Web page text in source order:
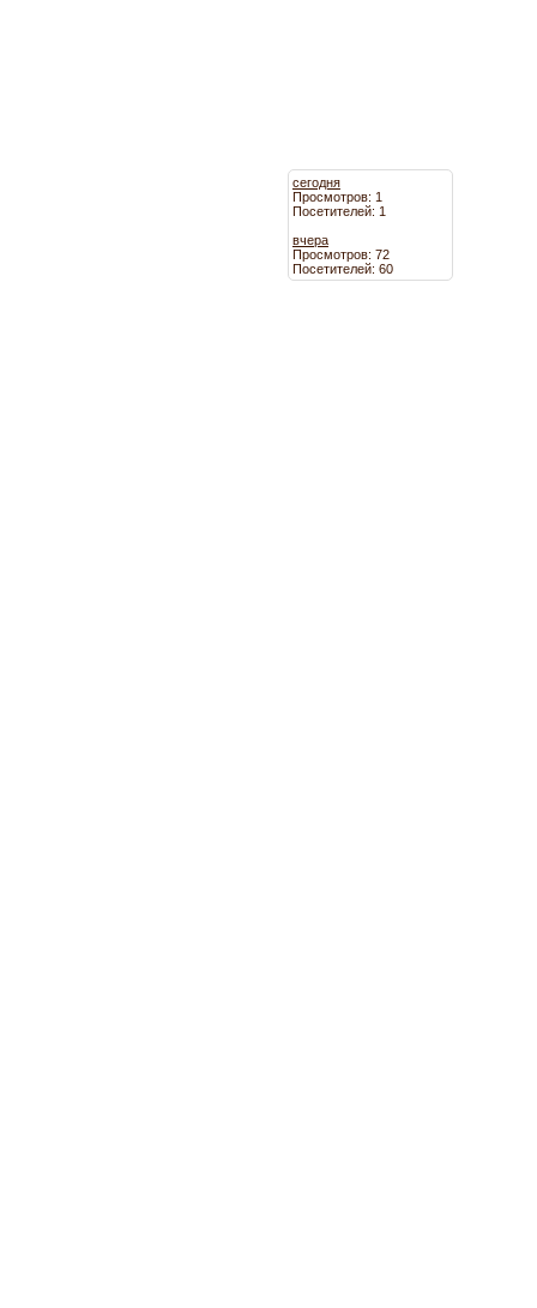
сегодня
Просмотров: 1
Посетителей: 1
вчера
Просмотров: 72
Посетителей: 60